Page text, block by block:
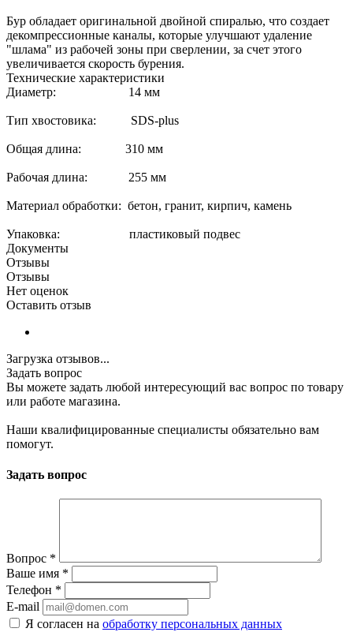
Бур обладает оригинальной двойной спиралью, что создает
декомпрессионные каналы, которые улучшают удаление
"шлама" из рабочей зоны при сверлении, за счет этого
увеличивается скорость бурения.
Технические характеристики
Диаметр: 14 мм
Тип хвостовика: SDS-plus
Общая длина: 310 мм
Рабочая длина: 255 мм
Материал обработки: бетон, гранит, кирпич, камень
Упаковка: пластиковый подвес
Документы
Отзывы
Отзывы
Нет оценок
Оставить отзыв
Загрузка отзывов...
Задать вопрос
Вы можете задать любой интересующий вас вопрос по товару
или работе магазина.
Наши квалифицированные специалисты обязательно вам
помогут.
Задать вопрос
Вопрос *
Ваше имя *
Телефон *
E-mail
Я согласен на обработку персональных данных